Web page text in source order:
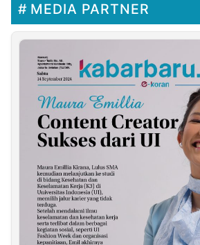
MEDIA PARTNER